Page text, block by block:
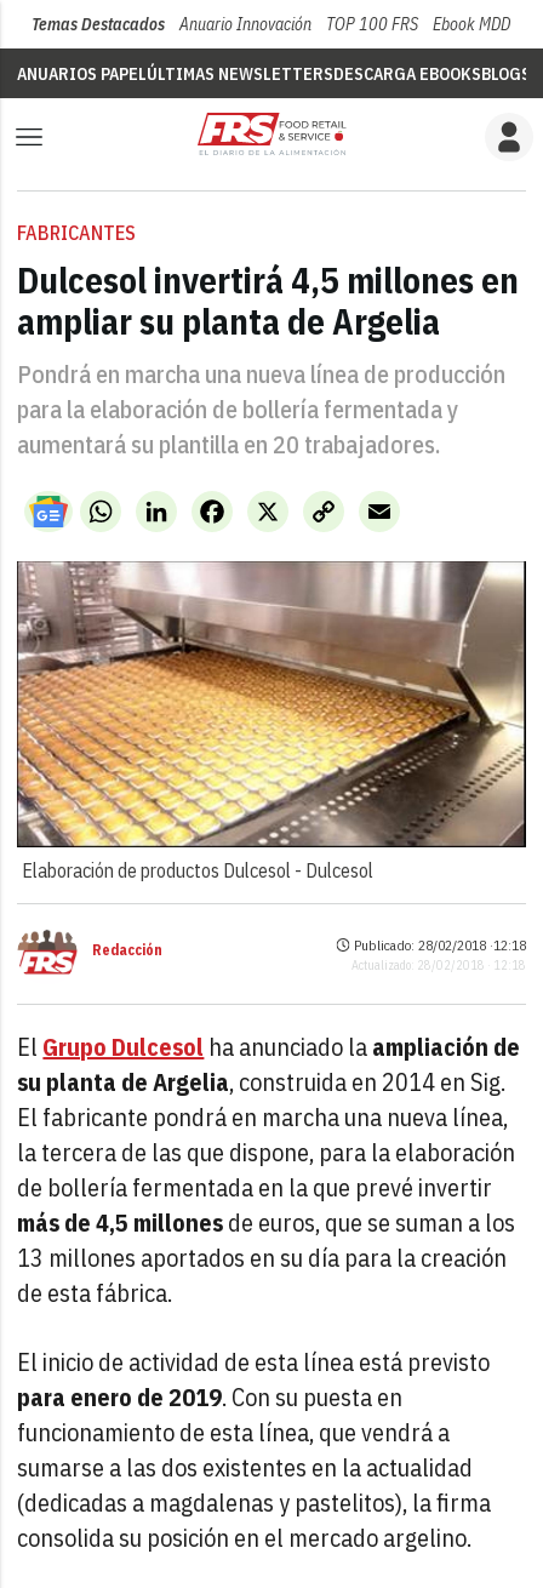
Temas Destacados Anuario Innovación TOP 100 FRS Ebook MDD
ANUARIOS PAPELÚLTIMAS NEWSLETTERSDESCARGA EBOOKSBLOGS
FABRICANTES
Dulcesol invertirá 4,5 millones en
ampliar su planta de Argelia
Pondrá en marcha una nueva línea de producción
para la elaboración de bollería fermentada y
aumentará su plantilla en 20 trabajadores.
WhatsAppLinkedIn X
Facebook
Copy
Link
Email
Elaboración de productos Dulcesol - Dulcesol
Redacción Publicado: 28/02/2018 ·12:18
Actualizado: 28/02/2018 · 12:18
El Grupo Dulcesol ha anunciado laampliación de
su planta de Argelia, construida en 2014 en Sig.
El fabricante pondrá en marcha una nueva línea,
la tercera de las que dispone, para la elaboración
de bollería fermentada en la que prevé invertir
más de 4,5 millonesde euros, que se suman a los
13 millones aportados en su día para la creación
de esta fábrica.
El inicio de actividad de esta línea está previsto
para enero de 2019. Con su puesta en
funcionamiento de esta línea, que vendrá a
sumarse a las dos existentes en la actualidad
(dedicadas a magdalenas y pastelitos), la firma
consolida su posición en el mercado argelino.